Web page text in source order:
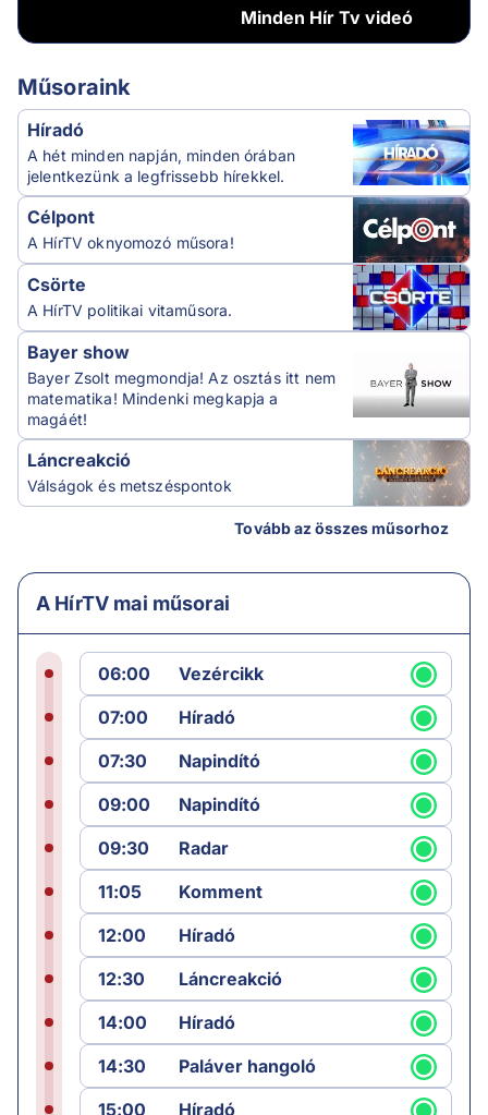
Minden Hír Tv videó
Műsoraink
Híradó
A hét minden napján, minden órában
jelentkezünk a legfrissebb hírekkel.
Célpont
A HírTV oknyomozó műsora!
Csörte
A HírTV politikai vitaműsora.
Bayer show
Bayer Zsolt megmondja! Az osztás itt nem
matematika! Mindenki megkapja a
magáét!
Láncreakció
Válságok és metszéspontok
Tovább az összes műsorhoz
A HírTV mai műsorai
06:00
Vezércikk
07:00
Híradó
07:30
Napindító
09:00
Napindító
09:30
Radar
11:05
Komment
12:00
Híradó
12:30
Láncreakció
14:00
Híradó
14:30
Paláver hangoló
15:00
Híradó